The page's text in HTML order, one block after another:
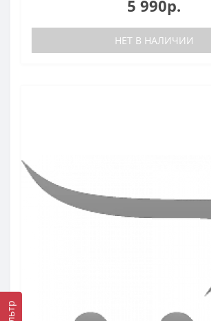
5 990р.
НЕТ В НАЛИЧИИ